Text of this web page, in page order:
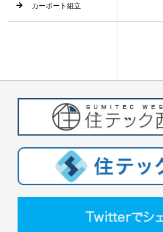
カーポート組立